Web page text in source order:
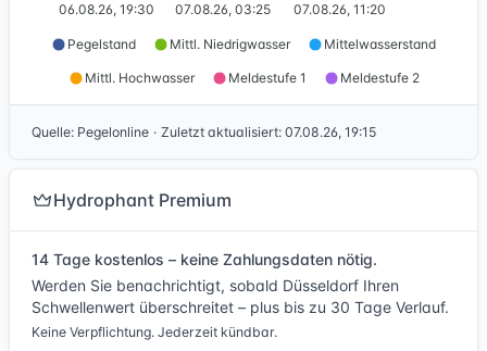
06.08.26, 19:30 07.08.26, 03:25 07.08.26, 11:20
Pegelstand Mittl. Niedrigwasser Mittelwasserstand
Mittl. Hochwasser Meldestufe 1 Meldestufe 2
Quelle: Pegelonline · Zuletzt aktualisiert: 07.08.26, 19:15
Hydrophant Premium
14 Tage kostenlos – keine Zahlungsdaten nötig.
Werden Sie benachrichtigt, sobald Düsseldorf Ihren
Schwellenwert überschreitet – plus bis zu 30 Tage Verlauf.
Keine Verpflichtung. Jederzeit kündbar.